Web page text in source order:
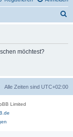
möchtest?
Alle Zeiten sind UTC+02:00
Limited